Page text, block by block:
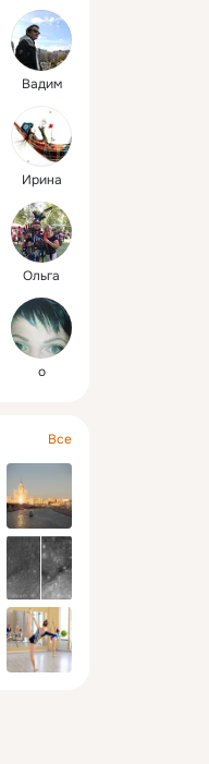
проекта «Увидимся на
входе»
Вадим
Ирина
Oльга
о
Все